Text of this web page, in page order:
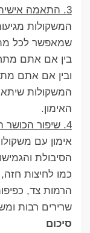
3. התאמה אישית:
המשקולות
שמאפשר לכל
בין אם אתם
ובין אם אתם
המשקולות
האימון.
4. שיפור הכושר הכללי:
אימון עם
הסיבולת
כמו לחיצות חזה,
הרמות צד,
שרירים רבות
סיכום